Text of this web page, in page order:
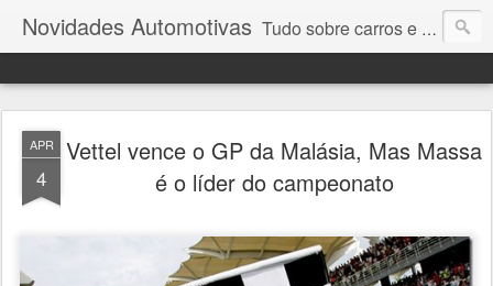
Novidades Automotivas Tudo sobre carros e motores
APR
4
Vettel vence o GP da Malásia, Mas Massa
é o líder do campeonato